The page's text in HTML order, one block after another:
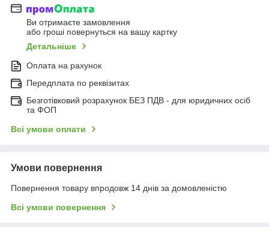
Ви отримаєте замовлення
або гроші повернуться на вашу картку
Детальніше
Оплата на рахунок
Передплата по реквізитах
Безготівковий розрахунок БЕЗ ПДВ - для юридичних осіб
та ФОП
Всі умови оплати
Умови повернення
Повернення товару впродовж 14 днів за домовленістю
Всі умови повернення